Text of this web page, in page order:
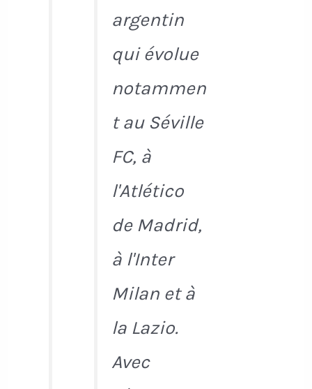
argentin
qui évolue
notammen
t au Séville
FC, à
l'Atlético
de Madrid,
à l'Inter
Milan et à
la Lazio.
Avec